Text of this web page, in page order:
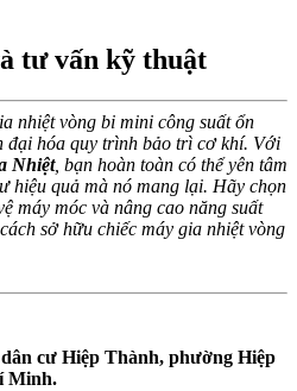
tư vấn kỹ thuật
nhiệt vòng bi mini công suất ổn
đại hóa quy trình bảo trì cơ khí. Với
Nhiệt, bạn hoàn toàn có thể yên tâm
hiệu quả mà nó mang lại. Hãy chọn
máy móc và nâng cao năng suất
sở hữu chiếc máy gia nhiệt vòng
cư Hiệp Thành, phường Hiệp
Minh.